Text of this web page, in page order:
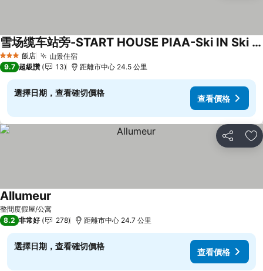
3 星級 飯店 山景住宿查看價格
雪场缆车站旁-START HOUSE PIAA-Ski IN Ski OUT
查看價格
9.7 超級讚 13 距離市中心 24.5 公里
選擇日期，查看確切價格
查看價格
分享 加
整間度假屋/公寓
Allumeur
8.2 非常好 278 距離市中心 24.7 公里
選擇日期，查看確切價格
查看價格